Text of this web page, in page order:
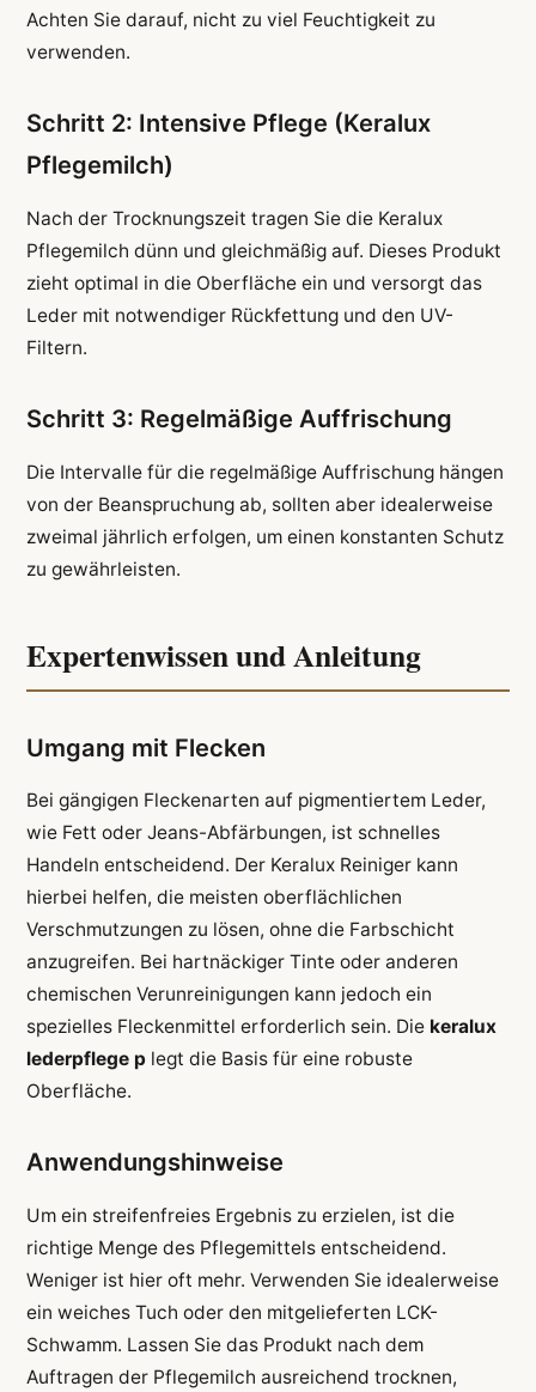
Achten Sie darauf, nicht zu viel Feuchtigkeit zu
verwenden.
Schritt 2: Intensive Pflege (Keralux
Pflegemilch)
Nach der Trocknungszeit tragen Sie die Keralux
Pflegemilch dünn und gleichmäßig auf. Dieses Produkt
zieht optimal in die Oberfläche ein und versorgt das
Leder mit notwendiger Rückfettung und den UV-
Filtern.
Schritt 3: Regelmäßige Auffrischung
Die Intervalle für die regelmäßige Auffrischung hängen
von der Beanspruchung ab, sollten aber idealerweise
zweimal jährlich erfolgen, um einen konstanten Schutz
zu gewährleisten.
Expertenwissen und Anleitung
Umgang mit Flecken
Bei gängigen Fleckenarten auf pigmentiertem Leder,
wie Fett oder Jeans-Abfärbungen, ist schnelles
Handeln entscheidend. Der Keralux Reiniger kann
hierbei helfen, die meisten oberflächlichen
Verschmutzungen zu lösen, ohne die Farbschicht
anzugreifen. Bei hartnäckiger Tinte oder anderen
chemischen Verunreinigungen kann jedoch ein
spezielles Fleckenmittel erforderlich sein. Die keralux
lederpflege plegt die Basis für eine robuste
Oberfläche.
Anwendungshinweise
Um ein streifenfreies Ergebnis zu erzielen, ist die
richtige Menge des Pflegemittels entscheidend.
Weniger ist hier oft mehr. Verwenden Sie idealerweise
ein weiches Tuch oder den mitgelieferten LCK-
Schwamm. Lassen Sie das Produkt nach dem
Auftragen der Pflegemilch ausreichend trocknen,